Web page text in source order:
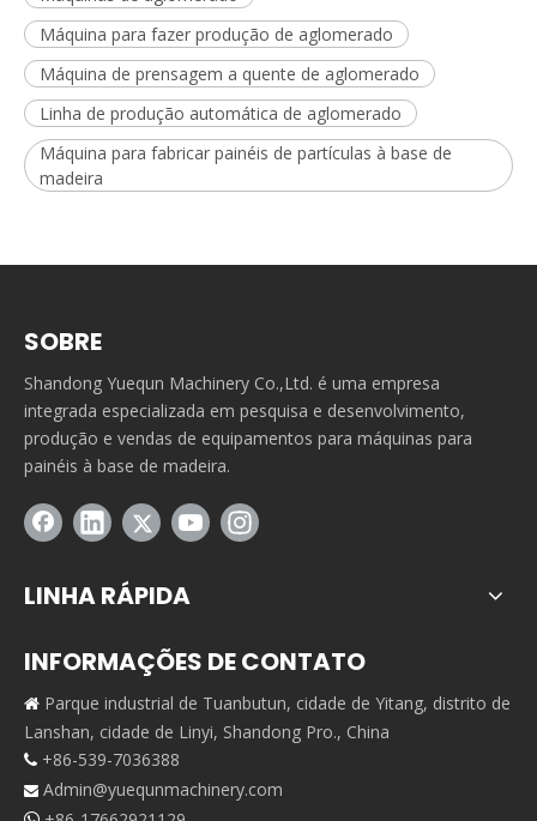
Máquina para fazer produção de aglomerado
Máquina de prensagem a quente de aglomerado
Linha de produção automática de aglomerado
Máquina para fabricar painéis de partículas à base de
madeira
SOBRE
Shandong Yuequn Machinery Co.,Ltd. é uma empresa
integrada especializada em pesquisa e desenvolvimento,
produção e vendas de equipamentos para máquinas para
painéis à base de madeira.
LINHA RÁPIDA
INFORMAÇÕES DE CONTATO
 Parque industrial de Tuanbutun, cidade de Yitang, distrito de
Lanshan, cidade de Linyi, Shandong Pro., China
 +86-539-7036388
 Admin@yuequnmachinery.com